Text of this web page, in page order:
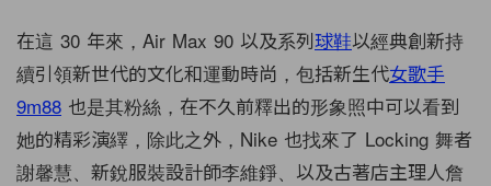
在這 30 年來，Air Max 90 以及系列球鞋以經典創新持
續引領新世代的文化和運動時尚，包括新生代女歌手
9m88 也是其粉絲，在不久前釋出的形象照中可以看到
她的精彩演繹，除此之外，Nike 也找來了 Locking 舞者
謝馨慧、新銳服裝設計師李維錚、以及古著店主理人詹